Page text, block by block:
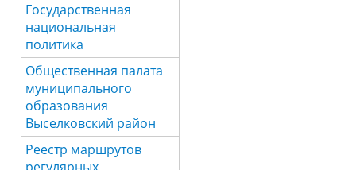
Государственная
национальная
политика
Общественная палата
муниципального
образования
Выселковский район
Реестр маршрутов